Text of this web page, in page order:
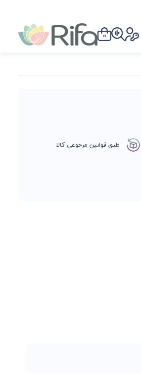
0
طبق قوانین مرجوعی کالا